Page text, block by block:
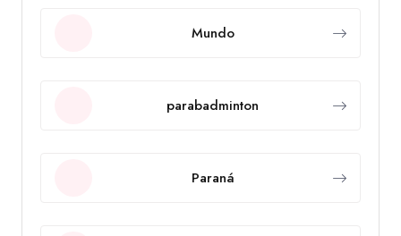
Mundo
parabadminton
Paraná